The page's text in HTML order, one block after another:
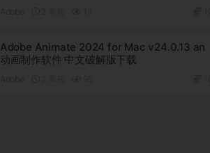
Adobe Animate 2024 for Mac v24.0.13 an
动画制作软件 中文破解版下载